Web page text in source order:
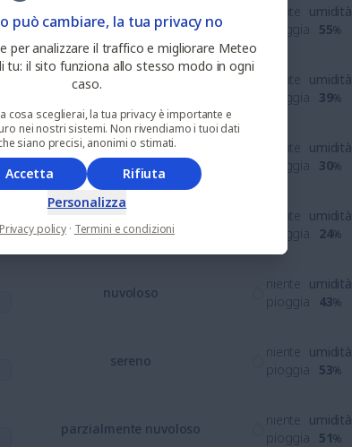
soleggiato
niente
pioggia
umidità
55%
soleggiato
niente
pioggia
umidità
39%
soleggiato
niente
pioggia
umidità
30%
alquanto soleggiato
niente
pioggia
umidità
24%
nuvoloso
niente
pioggia
umidità
43%
sereno
niente
pioggia
umidità
53%
parzialmente nuvoloso
niente
pioggia
umidità
51%
può cambiare, la tua privacy no
per analizzare il traffico e migliorare Meteo
tu: il sito funziona allo stesso modo in ogni
caso.
cosa sceglierai, la tua privacy è importante e
nei nostri sistemi. Non rivendiamo i tuoi dati
siano precisi, anonimi o stimati.
Accetta
Rifiuta
Personalizza
Privacy policy · Termini e condizioni